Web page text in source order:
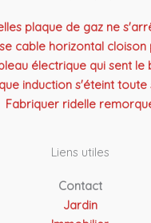
plaque de gaz ne
cable horizontal cloison
électrique qui sent le
induction s'éteint toute
Fabriquer ridelle
Liens utiles
Contact
Jardin